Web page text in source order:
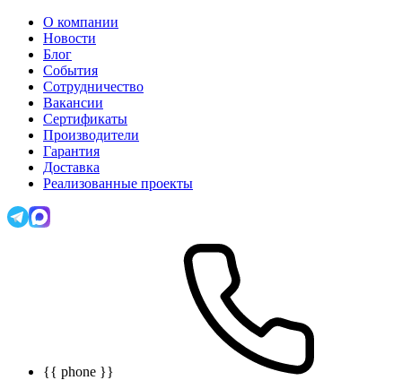
О компании
Новости
Блог
События
Сотрудничество
Вакансии
Сертификаты
Производители
Гарантия
Доставка
Реализованные проекты
{{ phone }}